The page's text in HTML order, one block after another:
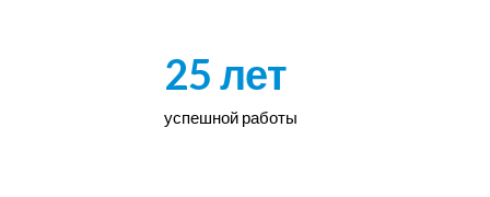
25 лет
успешной работы